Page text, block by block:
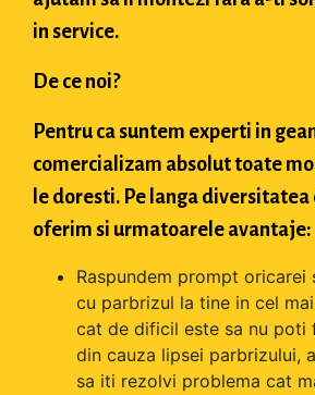
in service.
De ce noi?
Pentru ca suntem experti in
comercializam absolut toate
le doresti. Pe langa
oferim si urmatoarele avantaje:
Raspundem prompt oricarei
cu parbrizul la tine in cel
cat de dificil este sa nu poti
din cauza lipsei parbrizului,
sa iti rezolvi problema cat